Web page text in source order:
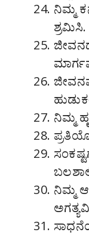
ನಿಮ್ಮ
ಶ್ರಮಿಸಿ.
ನಿಮ್ಮ
ನಿಮ್ಮ